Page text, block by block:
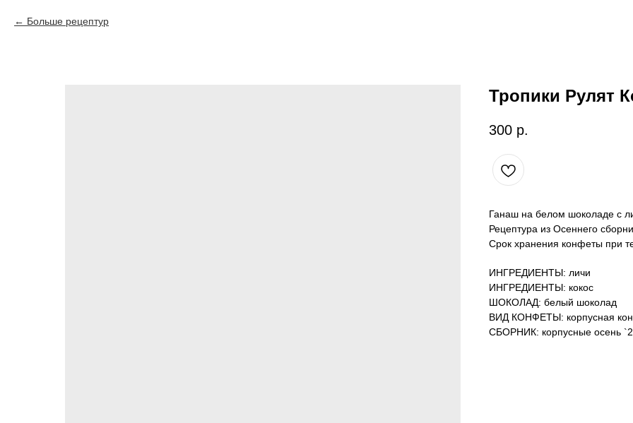
Больше рецептур
Тропики Рулят
300 р.
Ганаш на белом шоколаде с
Рецептура из Осеннего
Срок хранения конфеты при
ИНГРЕДИЕНТЫ: личи
ИНГРЕДИЕНТЫ: кокос
ШОКОЛАД: белый шоколад
ВИД КОНФЕТЫ: корпусная
СБОРНИК: корпусные осень